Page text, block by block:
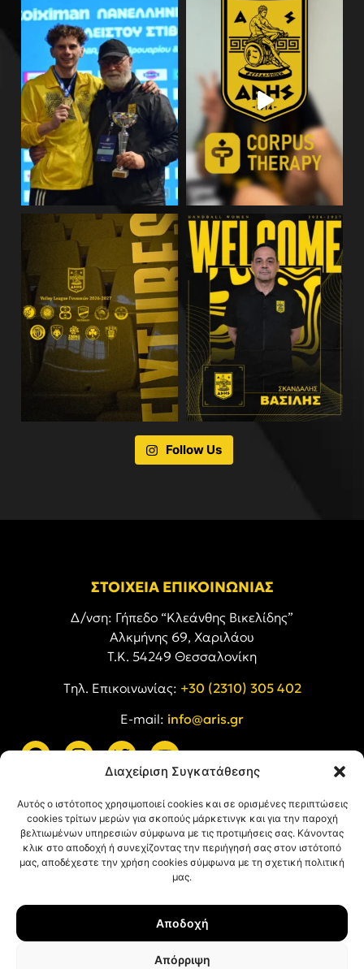
Διαχείριση Συγκατάθεσης
Αυτός ο ιστότοπος χρησιμοποιεί cookies και σε ορισμένες περιπτώσεις
cookies τρίτων μερών για σκοπούς μάρκετινγκ και για την παροχή
βελτιωμένων υπηρεσιών σύμφωνα με τις προτιμήσεις σας. Κάνοντας
κλικ στο αποδοχή ή συνεχίζοντας την περιήγησή σας στον ιστότοπό
μας, αποδέχεστε την χρήση cookies σύμφωνα με τη σχετική πολιτική
μας.
Αποδοχή
Απόρριψη
Follow Us
ΣΤΟΙΧΕΙΑ ΕΠΙΚΟΙΝΩΝΙΑΣ
Δ/νση: Γήπεδο “Κλεάνθης Βικελίδης”
Αλκμήνης 69, Χαριλάου
Τ.Κ. 54249 Θεσσαλονίκη
Tηλ. Επικοινωνίας: +30 (2310) 305 402
E-mail: info@aris.gr
Όροι Χρήσης